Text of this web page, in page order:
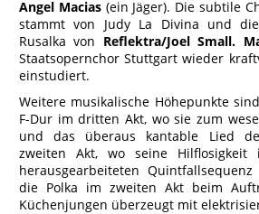
Angel Macias(ein Jäger). Die subtile
stammt von Judy La Divina und
Rusalka von Reflektra/Joel Small.
Staatsopernchor Stuttgart wieder
einstudiert.
Weitere musikalische Höhepunkte
F-Dur im dritten Akt, wo sie zum
und das überaus kantable Lied
zweiten Akt, wo seine
herausgearbeiteten
die Polka im zweiten Akt beim
Küchenjungen überzeugt mit